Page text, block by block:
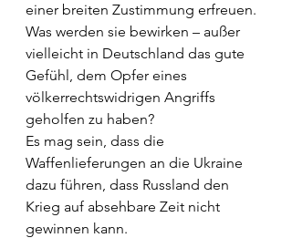
einer breiten Zustimmung erfreuen.
Was werden sie bewirken – außer
vielleicht in Deutschland das gute
Gefühl, dem Opfer eines
völkerrechtswidrigen Angriffs
geholfen zu haben?
Es mag sein, dass die
Waffenlieferungen an die Ukraine
dazu führen, dass Russland den
Krieg auf absehbare Zeit nicht
gewinnen kann.